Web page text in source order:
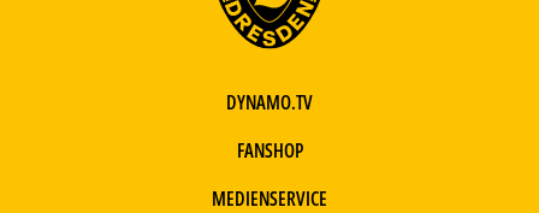
DYNAMO.TV
FANSHOP
MEDIENSERVICE